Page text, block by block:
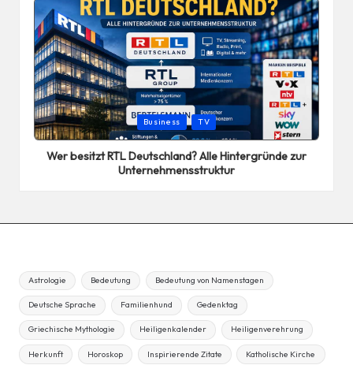
Posted
in
Business TV
Wer besitzt RTL Deutschland? Alle Hintergründe zur
Unternehmensstruktur
Astrologie Bedeutung Bedeutung von Namenstagen
Deutsche Sprache Familienhund Gedenktag
Griechische Mythologie Heiligenkalender Heiligenverehrung
Herkunft Horoskop Inspirierende Zitate Katholische Kirche